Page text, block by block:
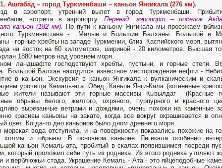
Ашгабад – город Туркменбаши – каньон Янгикала (276 км).
в аэропорт, утренний вылет в город Туркменбаши.
встреча в аэропорту.Переезд: аэропорт – поселок
каньон (182 км).
По пути к каньону Янгикала мы проезжаем
Туркменистана - Малые и Большие Балханы. Большой и
- горные хребты на западе Туркмении, близ Каспийского моря,
на восток на 60 километров, шириной - 20 километров. Высшая
1880 метров над уровнем моря.
ландшафте господствуют хребты, пустыни, и горные степи.
Большой Балхан находится известное месторождение нефти -
в каньон. Экскурсия в каньон Янгикала к вулканическим и
урочища Кемаль-ата. Обед. Каньон Янги-Кала («огненные
жители называют эти горные массивы Кызылдаг (Красные
обрывы белого, желтого, охряного, пурпурного и красного
вырезанные ветрами и дождями, очень похожи на каменные
красивы каньоны на закате, когда все вокруг окрашивается в
цвет. Когда-то дно каньонов было дном древнего моря.
морская вода отступила, и на поверхности показались похожие на
холмы и обрывы. В основном каньоне Янгикала особенно
каньон Кемаль-ата, пробитый в скалах появившимся посреди
который проложил себе путь из родника. Из этого родника утоляют
и верблюжьи стада. Украшение Кемаль - Ата - это яйцеподобные